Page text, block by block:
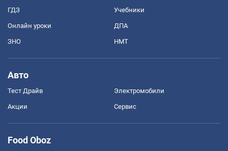
ГДЗ Учебники
Онлайн уроки ДПА
ЗНО НМТ
Авто
Тест Драйв Электромобили
Акции Сервис
Food Oboz